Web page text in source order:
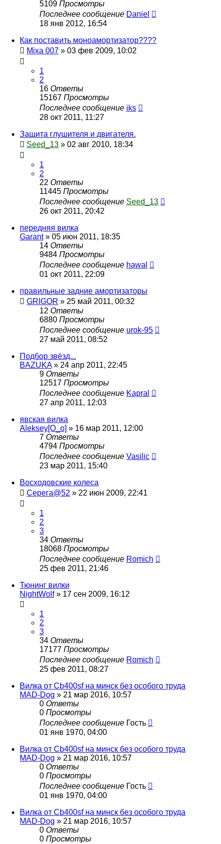
5109 Просмотры
Последнее сообщение Daniel
18 янв 2012, 16:54
Как поставить моноамортизатор????
Mixa 007 » 03 фев 2009, 10:02
1
2
16 Ответы
15167 Просмотры
Последнее сообщение iks
28 окт 2011, 11:27
Защита глушителя и двигателя.
Seed_13 » 02 авг 2010, 18:34
1
2
22 Ответы
11445 Просмотры
Последнее сообщение Seed_13
26 окт 2011, 20:42
передняя вилка
Garant» 05 июн 2011, 18:35
14 Ответы
9484 Просмотры
Последнее сообщение hawal
01 окт 2011, 22:09
правильные задние амортизаторы
GRIGOR » 25 май 2011, 00:32
12 Ответы
6880 Просмотры
Последнее сообщение urok-95
27 май 2011, 08:52
Подбор звёзд...
BAZUKA» 24 апр 2011, 22:45
9 Ответы
12517 Просмотры
Последнее сообщение Kapral
27 апр 2011, 12:03
явская вилка
Aleksey[O_o] » 16 мар 2011, 12:00
7 Ответы
4794 Просмотры
Последнее сообщение Vasilic
23 мар 2011, 15:40
Восходовские колеса
Серега@52 » 22 июн 2009, 22:41
1
2
3
34 Ответы
18068 Просмотры
Последнее сообщение Romich
25 фев 2011, 21:46
Тюнинг вилки
NightWolf» 17 сен 2009, 16:12
1
2
3
34 Ответы
17177 Просмотры
Последнее сообщение Romich
25 фев 2011, 08:27
Вилка от Cb400sf на минск без особого труда
MAD-Dog » 21 мар 2016, 10:57
0 Ответы
0 Просмотры
Последнее сообщение Гость
01 янв 1970, 04:00
Вилка от Cb400sf на минск без особого труда
MAD-Dog » 21 мар 2016, 10:57
0 Ответы
0 Просмотры
Последнее сообщение Гость
01 янв 1970, 04:00
Вилка от Cb400sf на минск без особого труда
MAD-Dog » 21 мар 2016, 10:57
0 Ответы
0 Просмотры